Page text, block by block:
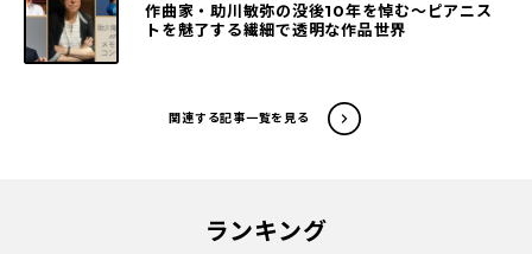
作曲家・助川敏弥の没後10年を悼む～ピアニス
トを魅了する繊細で透明な作品世界
関連する記事一覧を見る
ランキング